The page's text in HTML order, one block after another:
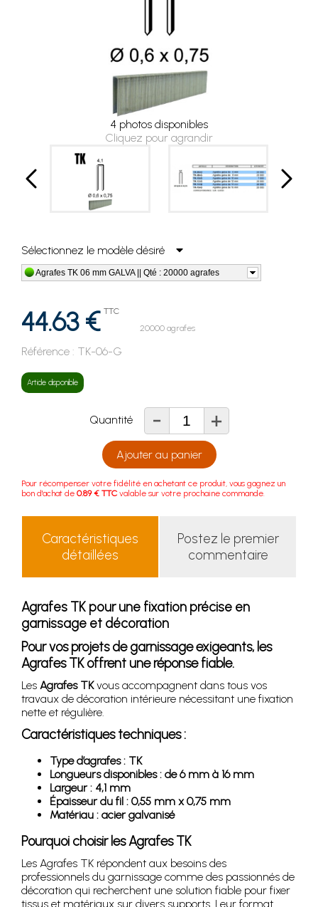
4 photos disponibles
Cliquez pour agrandir
Sélectionnez le modèle désiré
Agrafes TK 06 mm GALVA || Qté : 20000 agrafes
44.63 € TTC
20000 agrafes
Référence : TK-06-G
Article disponible
Quantité - +
Ajouter au panier
Pour récompenser votre fidélité en achetant ce produit, vous gagnez un
bon d'achat de 0.89 € TTC valable sur votre prochaine commande.
Caractéristiques
détaillées
Postez le premier
commentaire
Agrafes TK pour une fixation précise en
garnissage et décoration
Pour vos projets de garnissage exigeants, les
Agrafes TK offrent une réponse fiable.
Les Agrafes TKvous accompagnent dans tous vos
travaux de décoration intérieure nécessitant une fixation
nette et régulière.
Caractéristiques techniques :
Type d’agrafes : TK
Longueurs disponibles : de 6 mm à 16 mm
Largeur : 4,1 mm
Épaisseur du fil : 0,55 mm x 0,75 mm
Matériau : acier galvanisé
Pourquoi choisir les Agrafes TK
Les Agrafes TK répondent aux besoins des
professionnels du garnissage comme des passionnés de
décoration qui recherchent une solution fiable pour fixer
tissus et matériaux sur divers supports. Leur format